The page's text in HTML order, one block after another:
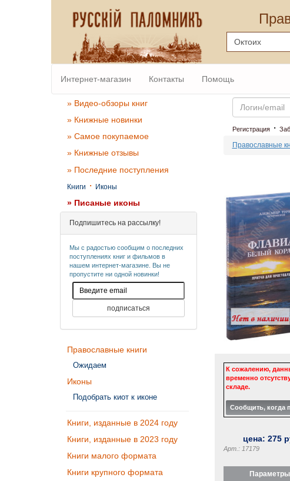
Интернет-магазин Контакты Помощь
» Видео-обзоры книг
» Книжные новинки
» Самое покупаемое
» Книжные отзывы
» Последние поступления
Книги · Иконы
» Писаные иконы
Подпишитесь на рассылку!
Мы с радостью сообщим о последних
поступлениях книг и фильмов в
нашем интернет-магазине. Вы не
пропустите ни одной новинки!
Православные книги
Ожидаем
Иконы
Подобрать киот к иконе
Книги, изданные в 2024 году
Книги, изданные в 2023 году
Книги малого формата
Книги крупного формата
Email
Регистрация·
Православные
К сожалению,
временно
складе.
цена:275
Арт.: 17179
Параметры